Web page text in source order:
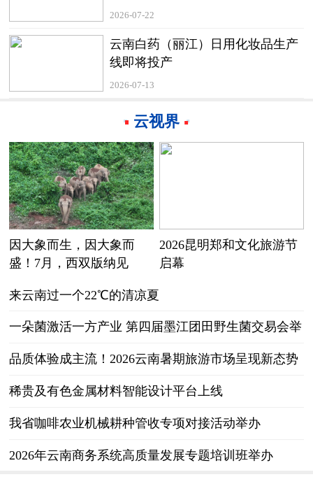
2026-07-22
云南白药（丽江）日用化妆品生产
线即将投产
2026-07-13
云视界
因大象而生，因大象而
盛！7月，西双版纳见
2026昆明郑和文化旅游节
启幕
来云南过一个22℃的清凉夏
一朵菌激活一方产业 第四届墨江团田野生菌交易会举
行
品质体验成主流！2026云南暑期旅游市场呈现新态势
稀贵及有色金属材料智能设计平台上线
我省咖啡农业机械耕种管收专项对接活动举办
2026年云南商务系统高质量发展专题培训班举办